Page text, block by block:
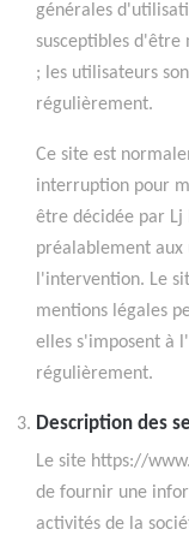
générales
susceptibles d'être
; les utilisateurs
régulièrement.
Ce site est
interruption pour
être décidée par Lj
préalablement aux
l'intervention. Le
mentions légales
elles s'imposent à
régulièrement.
Description des
Le site https://
de fournir une
activités de la